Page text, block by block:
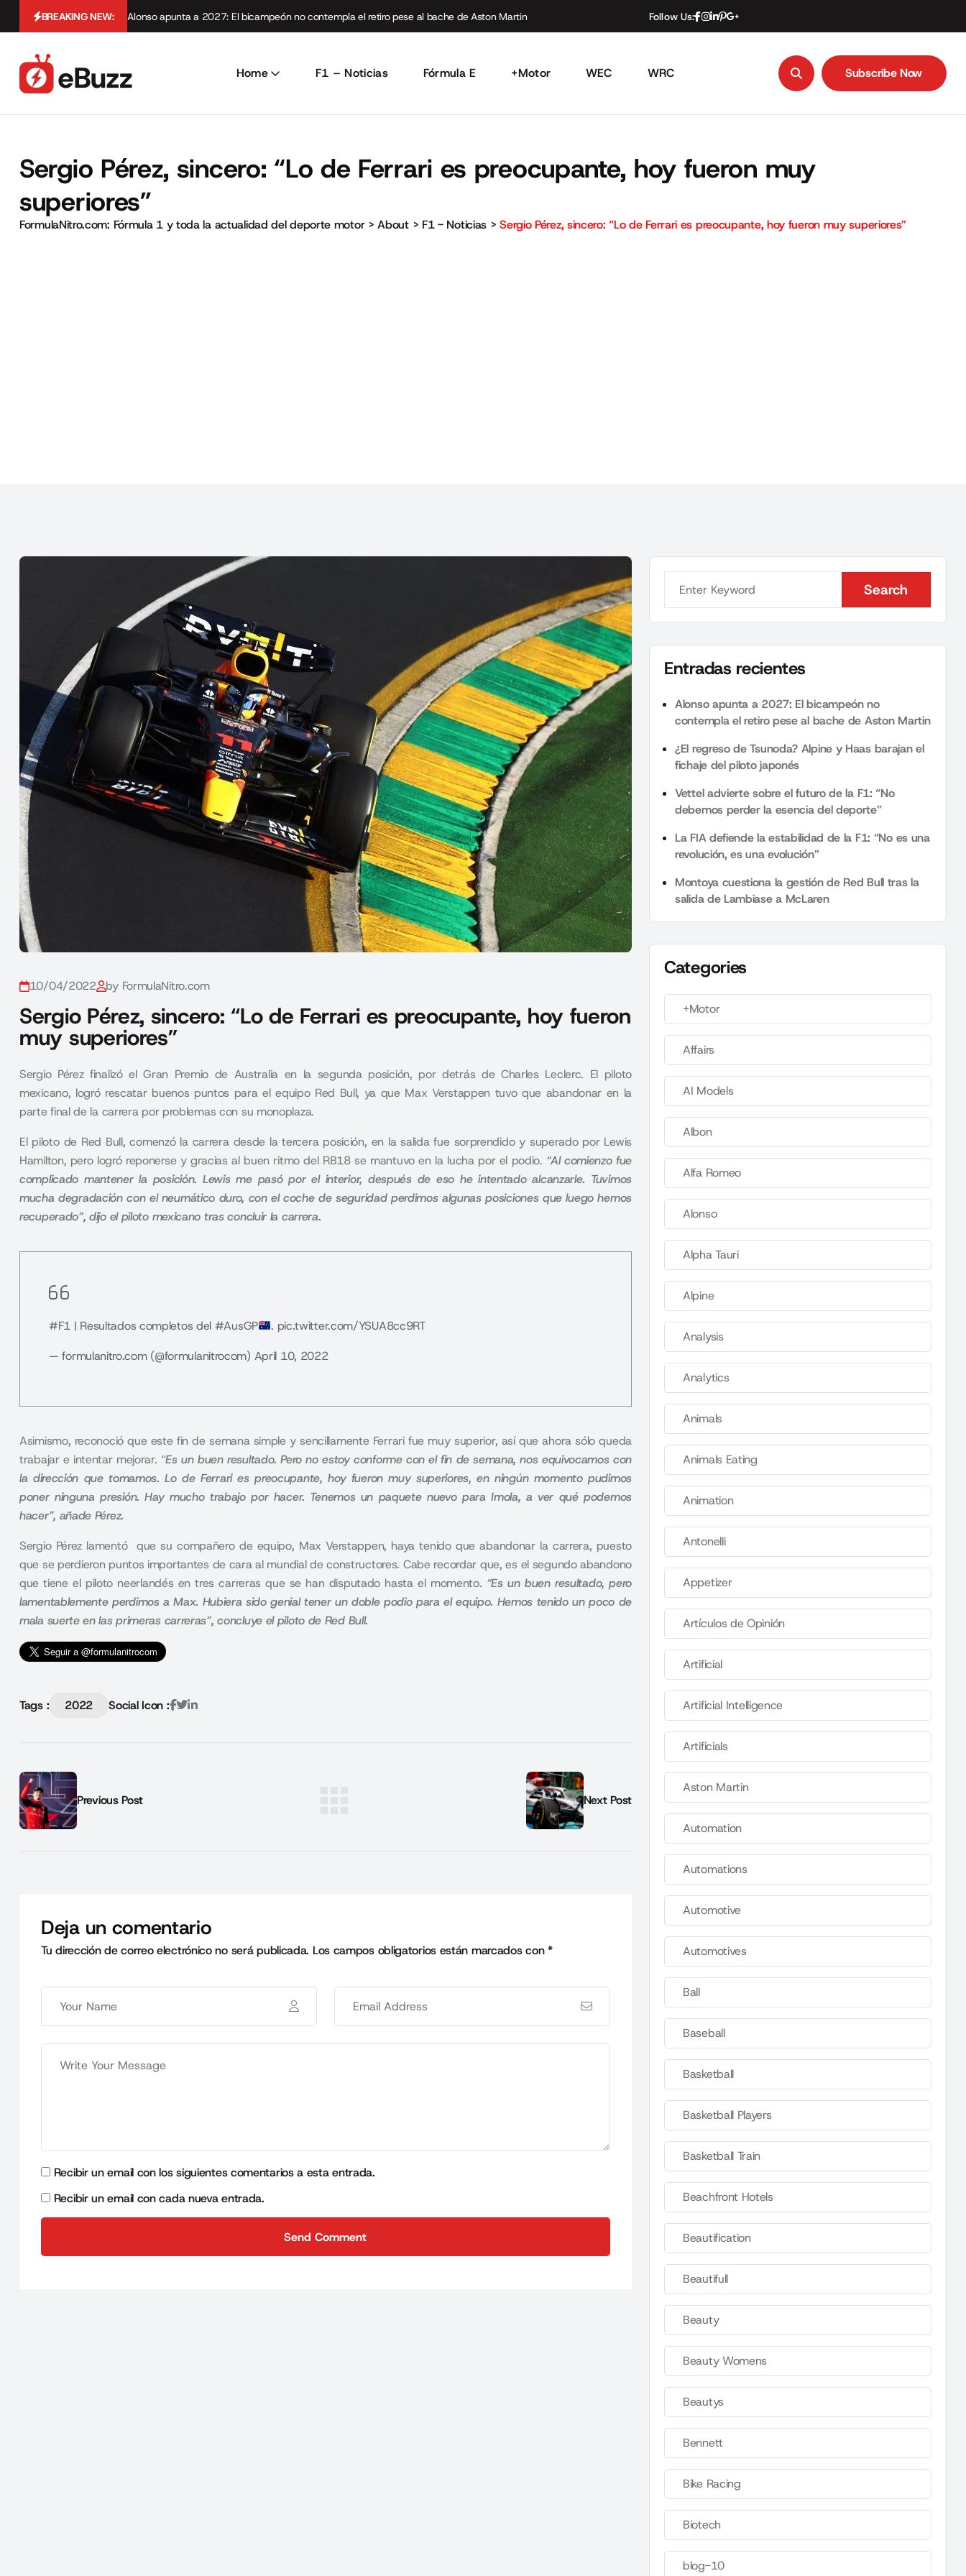
BREAKING NEW: Alonso apunta a 2027: El bicampeón no contempla el retiro pese al bache de Aston Martin Follow Us:
Home F1 – Noticias Fórmula E +Motor WEC WRC Subscribe Now
Sergio Pérez, sincero: “Lo de Ferrari es preocupante, hoy fueron muy
superiores”
FormulaNitro.com: Fórmula 1 y toda la actualidad del deporte motor>About> F1 - Noticias >Sergio Pérez, sincero: “Lo de Ferrari es preocupante, hoy fueron muy superiores”
10/04/2022 by FormulaNitro.com
Sergio Pérez, sincero: “Lo de Ferrari es preocupante, hoy fueron
muy superiores”
Sergio Pérez finalizó el Gran Premio de Australia en la segunda posición, por detrás de Charles Leclerc. El piloto
mexicano, logró rescatar buenos puntos para el equipo Red Bull, ya que Max Verstappen tuvo que abandonar en la
parte final de la carrera por problemas con su monoplaza.
El piloto de Red Bull, comenzó la carrera desde la tercera posición, en la salida fue sorprendido y superado por Lewis
Hamilton, pero logró reponerse y gracias al buen ritmo del RB18 se mantuvo en la lucha por el podio. “Al comienzo fue
complicado mantener la posición. Lewis me pasó por el interior, después de eso he intentado alcanzarle. Tuvimos
mucha degradación con el neumático duro, con el coche de seguridad perdimos algunas posiciones que luego hemos
recuperado”, dijo el piloto mexicano tras concluir la carrera.
#F1 | Resultados completos del #AusGP . pic.twitter.com/YSUA8cc9RT
— formulanitro.com (@formulanitrocom) April 10, 2022
Asimismo, reconoció que este fin de semana simple y sencillamente Ferrari fue muy superior, así que ahora sólo queda
trabajar e intentar mejorar. “Es un buen resultado. Pero no estoy conforme con el fin de semana, nos equivocamos con
la dirección que tomamos. Lo de Ferrari es preocupante, hoy fueron muy superiores, en ningún momento pudimos
poner ninguna presión. Hay mucho trabajo por hacer. Tenemos un paquete nuevo para Imola, a ver qué podemos
hacer”, añade Pérez.
Sergio Pérez lamentó que su compañero de equipo, Max Verstappen, haya tenido que abandonar la carrera, puesto
que se perdieron puntos importantes de cara al mundial de constructores. Cabe recordar que, es el segundo abandono
que tiene el piloto neerlandés en tres carreras que se han disputado hasta el momento. “Es un buen resultado, pero
lamentablemente perdimos a Max. Hubiera sido genial tener un doble podio para el equipo. Hemos tenido un poco de
mala suerte en las primeras carreras”, concluye el piloto de Red Bull.
Tags : 2022 Social Icon :
Previous Post Next Post
Deja un comentario
Tu dirección de correo electrónico no será publicada. Los campos obligatorios están marcados con*
Recibir un email con los siguientes comentarios a esta entrada.
Recibir un email con cada nueva entrada.
Send Comment
Search
Search
Entradas recientes
Alonso apunta a 2027: El bicampeón no
contempla el retiro pese al bache de Aston Martin
¿El regreso de Tsunoda? Alpine y Haas barajan el
fichaje del piloto japonés
Vettel advierte sobre el futuro de la F1: “No
debemos perder la esencia del deporte”
La FIA defiende la estabilidad de la F1: “No es una
revolución, es una evolución”
Montoya cuestiona la gestión de Red Bull tras la
salida de Lambiase a McLaren
Categories
+Motor
Affairs
AI Models
Albon
Alfa Romeo
Alonso
Alpha Tauri
Alpine
Analysis
Analytics
Animals
Animals Eating
Animation
Antonelli
Appetizer
Artículos de Opinión
Artificial
Artificial Intelligence
Artificials
Aston Martin
Automation
Automations
Automotive
Automotives
Ball
Baseball
Basketball
Basketball Players
Basketball Train
Beachfront Hotels
Beautification
Beautifull
Beauty
Beauty Womens
Beautys
Bennett
Bike Racing
Biotech
blog-10